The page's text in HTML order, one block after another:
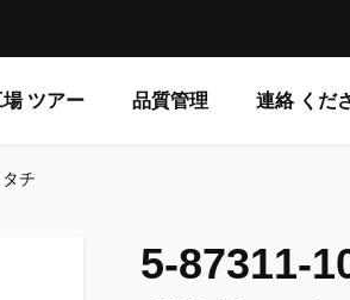
場 ツアー 品質管理 連絡 くだ
チ
5-87311-